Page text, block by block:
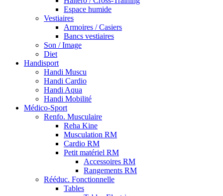
Espace humide
Vestiaires
Armoires / Casiers
Bancs vestiaires
Son / Image
Diet
Handisport
Handi Muscu
Handi Cardio
Handi Aqua
Handi Mobilité
Médico-Sport
Renfo. Musculaire
Reha Kine
Musculation RM
Cardio RM
Petit matériel RM
Accessoires RM
Rangements RM
Rééduc. Fonctionnelle
Tables